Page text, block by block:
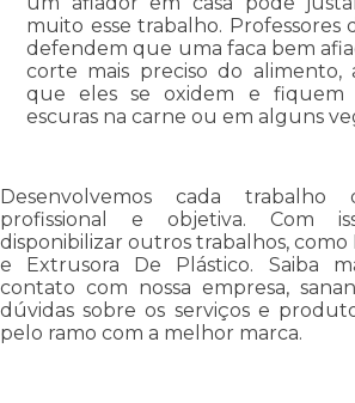
muito esse trabalho. Professores
defendem que uma faca bem
corte mais preciso do alimento,
que eles se oxidem e fiquem
escuras na carne ou em alguns
Desenvolvemos cada
profissional e objetiva. Com
disponibilizar outros trabalhos, como
e Extrusora De Plástico. Saiba
contato com nossa empresa,
dúvidas sobre os serviços e
pelo ramo com a melhor marca.